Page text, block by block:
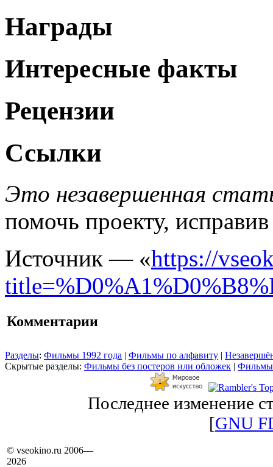
Награды
Интересные факты
Рецензии
Ссылки
Это незавершенная
помочь проекту,
Источник — «https://
Комментарии
Разделы: Фильмы 1992 года | Фильмы по алфавиту |
Скрытые разделы: Фильмы без постеров или обложек | Фильмы
Последнее изменение
[GNU
© vseokino.ru 2006—
2026